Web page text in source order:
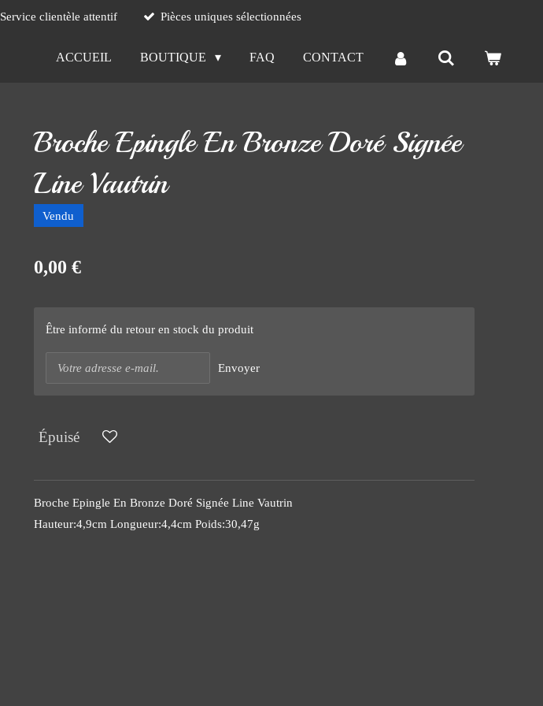
Service clientèle attentif Pièces uniques sélectionnées
ACCUEIL BOUTIQUE FAQ CONTACT
Broche Epingle En Bronze Doré Signée
Line Vautrin
Vendu
0,00 €
Être informé du retour en stock du produit
Envoyer
Épuisé
Broche Epingle En Bronze Doré Signée Line Vautrin
Hauteur:4,9cm Longueur:4,4cm Poids:30,47g